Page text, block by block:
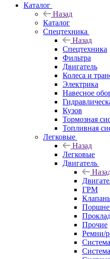
Каталог
Назад
Каталог
Спецтехника
Назад
Спецтехника
Фильтра
Двигатель
Колеса и
Электрика
Навесное
Кузов
Тормозная
Топливная
Легковые
Назад
Легковые
Двигатель
ГРМ
Прочие
Ремни/